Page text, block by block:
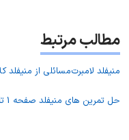
مطالب مرتبط
منیفلد لامبرتمسائلی از منیفلد
حل تمرین های منیفلد صفحه 1 تا 13